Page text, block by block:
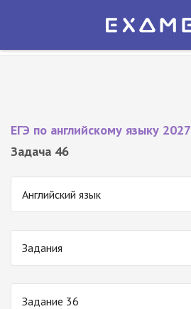
Экзамер — ЕГЭ 2027
ЕГЭ по английскому языку 2027
Задача 46
Английский язык
Задания
Задание 36